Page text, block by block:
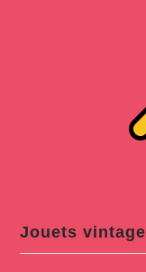
Jouets vintage